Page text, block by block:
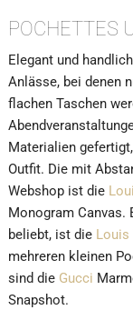
POCHETTES
Elegant und
Anlässe, bei denen
flachen Taschen
Materialien
Outfit. Die mit
Webshop ist die
Monogram Canvas.
beliebt, ist die
mehreren kleinen
sind die Gucci
Snapshot.